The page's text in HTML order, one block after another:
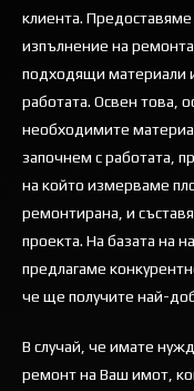
клиента.
изпълнение на
подходящи материали
работата. Освен това,
необходимите
започнем с работата,
на който измерваме
ремонтирана, и
проекта. На базата на
предлагаме
че ще получите най-
В случай, че имате
ремонт на Ваш имот,